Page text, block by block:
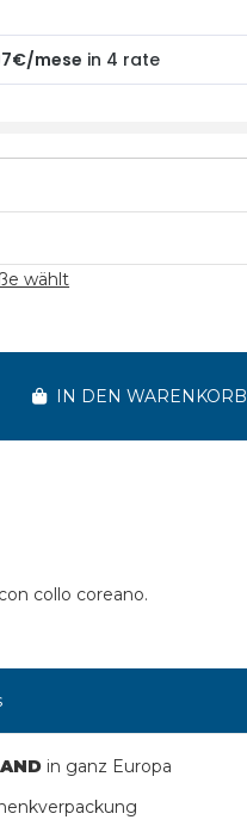
wählt
IN DEN WARENKORB
collo coreano.
in ganz Europa